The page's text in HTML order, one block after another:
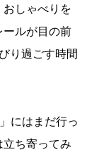
しゃべりを
ルが目の前
り過ごす時間
にはまだ行っ
ち寄ってみ